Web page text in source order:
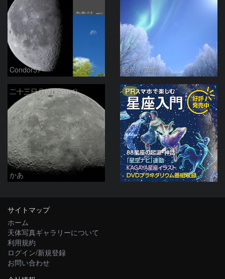
Condor57 駒沢 満晴
二十三日月(月齢21.4)
かあ
PR
サイトマップ
ホーム
天体写真ギャラリーについて
利用規約
ログイン/新規登録
お問い合わせ